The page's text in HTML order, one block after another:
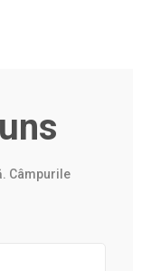
Câmpurile